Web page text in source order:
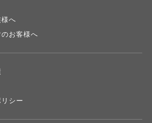
へ
お客様へ
シー